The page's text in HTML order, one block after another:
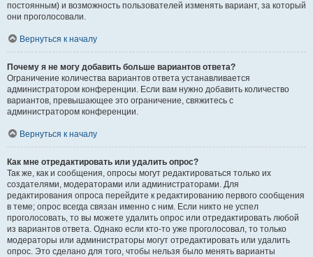
постоянным) и возможность пользователей изменять вариант, за который
они проголосовали.
Вернуться к началу
Почему я не могу добавить больше вариантов ответа?
Ограничение количества вариантов ответа устанавливается
администратором конференции. Если вам нужно добавить количество
вариантов, превышающее это ограничение, свяжитесь с
администратором конференции.
Вернуться к началу
Как мне отредактировать или удалить опрос?
Так же, как и сообщения, опросы могут редактироваться только их
создателями, модераторами или администраторами. Для
редактирования опроса перейдите к редактированию первого сообщения
в теме; опрос всегда связан именно с ним. Если никто не успел
проголосовать, то вы можете удалить опрос или отредактировать любой
из вариантов ответа. Однако если кто-то уже проголосовал, то только
модераторы или администраторы могут отредактировать или удалить
опрос. Это сделано для того, чтобы нельзя было менять варианты